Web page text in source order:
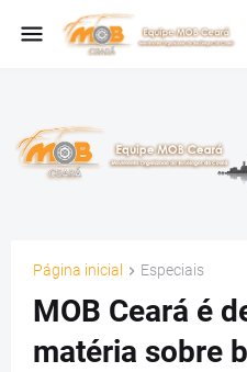
Página inicial Especiais
MOB Ceará é
matéria sobre